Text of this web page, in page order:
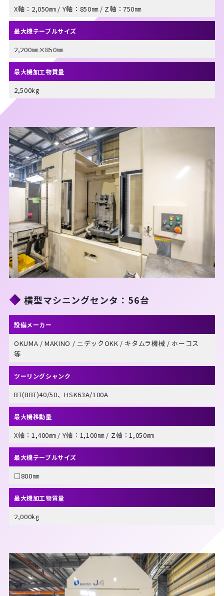
X軸：2,050㎜ / Y軸：850㎜ / Z軸：750㎜
最大機テーブルサイズ
2,200㎜×850㎜
最大機加工物質量
横型マシニングセンタ：56台
設備メーカー
OKUMA / MAKINO / ニデックOKK / キタムラ機械 / ホーコス
等
ツーリングシャンク
最大機移動量
X軸：1,400㎜ / Y軸：1,100㎜ / Z軸：1,050㎜
最大機テーブルサイズ
□800㎜
最大機加工物質量